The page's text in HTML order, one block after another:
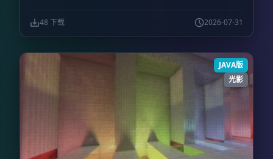
48 下载 2026-07-31
JAVA版
光影